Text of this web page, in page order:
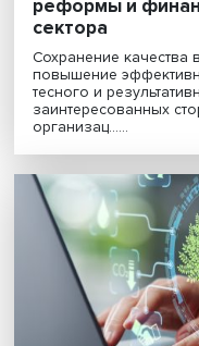
Человеческий
образование
Повышение
ключевых
положительно
стран мира. В
показателей сы......